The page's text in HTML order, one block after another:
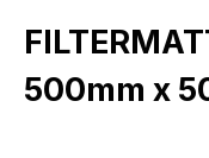
500mm x